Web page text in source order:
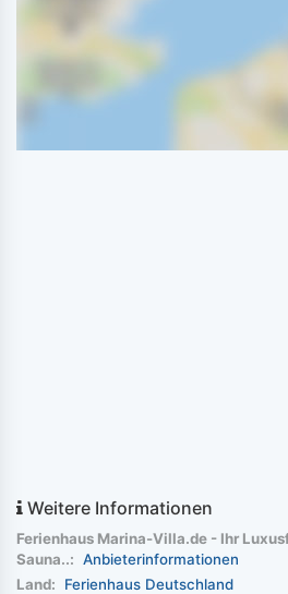
Weitere Informationen
Ferienhaus Marina-Villa.de - Ihr
Sauna..: Anbieterinformationen
Land:
Ferienhaus Deutschland